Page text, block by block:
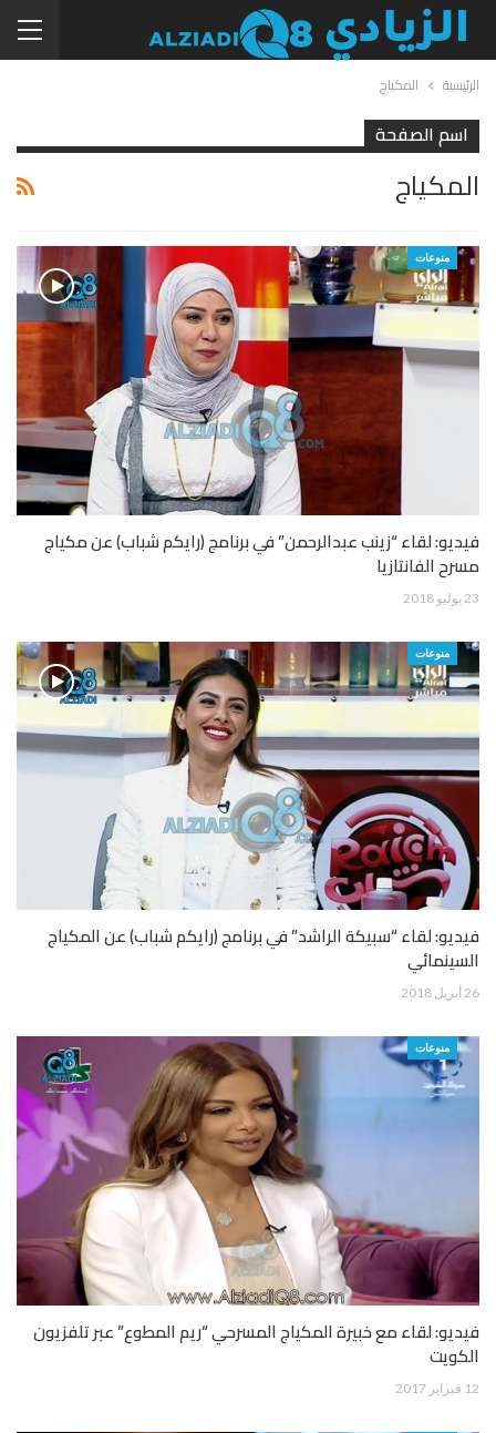
الرئيسية المكياج
اسم الصفحة
المكياج
منوعات
فيديو: لقاء “زينب عبدالرحمن” في برنامج (رايكم شباب) عن مكياج
مسرح الفانتازيا
23 يوليو 2018
منوعات
فيديو: لقاء “سبيكة الراشد” في برنامج (رايكم شباب) عن المكياج
السينمائي
26 أبريل 2018
منوعات
فيديو: لقاء مع خبيرة المكياج المسرحي “ريم المطوع” عبر تلفزيون
الكويت
12 فبراير 2017